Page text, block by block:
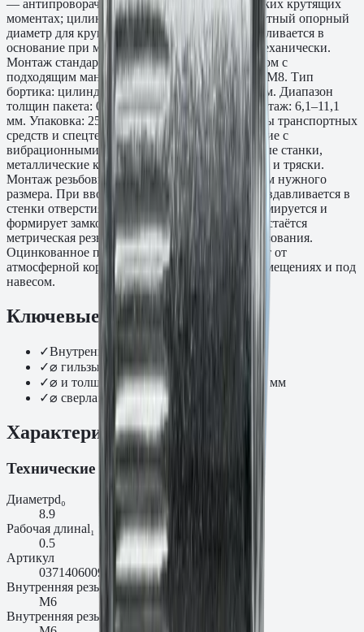
— антипроворачивание при вибрации и высоких крутящих
моментах; цилиндрический бортик — стандартный опорный
диаметр для круглого отверстия. Насечка вдавливается в
основание при монтаже и блокирует гильзу механически.
Монтаж стандартным резьбовым заклёпочником с
подходящим мандрелем. Диаметр резьбы: M4–M8. Тип
бортика: цилиндрический, диаметр 9,0–16,0 мм. Диапазон
толщин пакета: 0,5–3,0 мм. Отверстие под монтаж: 6,1–11,1
мм. Упаковка: 250–500 шт. Применение: кузовы транспортных
средств и спецтехники, корпусное оборудование с
вибрационными нагрузками, производственные станки,
металлические конструкции в условиях ударов и тряски.
Монтаж резьбовым заклёпочником с мандрелем нужного
размера. При вворачивании мандреля насечка вдавливается в
стенки отверстия, одновременно гильза деформируется и
формирует замковый буртик. После монтажа остаётся
метрическая резьба для многократного использования.
Оцинкованное покрытие Zn 5–8 мкм защищает от
атмосферной коррозии при эксплуатации в помещениях и под
навесом.
Ключевые преимущества
✓Внутренняя резьба, мм: М6
✓⌀ гильзы d1: 8,9 мм
✓⌀ и толщина бортика d2 × K: 12,3 x 1,3 мм
✓⌀ сверла: 9,1 мм
Характеристики
Технические характеристики
Диаметрd₀
8.9
Рабочая длинаl₁
0.5
Артикул
0371406009AM
Внутренняя резьба D
М6
Внутренняя резьба, мм